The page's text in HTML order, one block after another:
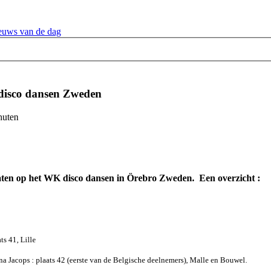
van de dag
dansen Zweden
op het WK disco dansen in Örebro Zweden. Een overzicht :
41, Lille
Jacops : plaats 42 (eerste van de Belgische deelnemers), Malle en Bouwel.